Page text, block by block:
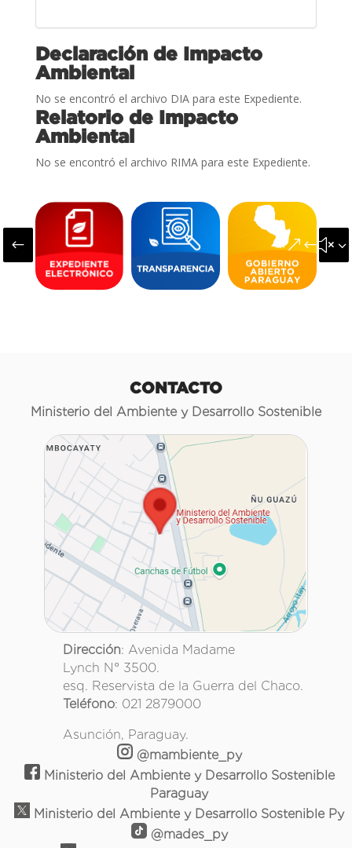
Declaración de Impacto
Ambiental
No se encontró el archivo DIA para este Expediente.
Relatorio de Impacto
Ambiental
No se encontró el archivo RIMA para este Expediente.
#
CONTACTO
Ministerio del Ambiente y Desarrollo Sostenible
Dirección: Avenida Madame
Lynch N° 3500.
esq. Reservista de la Guerra del Chaco.
Teléfono: 021 2879000
Asunción, Paraguay.
@mambiente_py
Ministerio del Ambiente y Desarrollo Sostenible
Paraguay
Ministerio del Ambiente y Desarrollo Sostenible Py
@mades_py